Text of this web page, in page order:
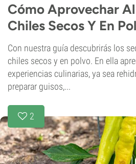
Cómo Aprovechar
Chiles Secos Y En
Con nuestra guía descubrirás los
chiles secos y en polvo. En ella
experiencias culinarias, ya sea
preparar guisos,...
2